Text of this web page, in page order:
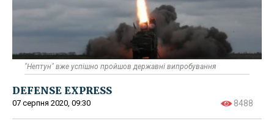
"Нептун" вже успішно пройшов державні випробування
DEFENSE EXPRESS
07 серпня 2020, 09:30 8488